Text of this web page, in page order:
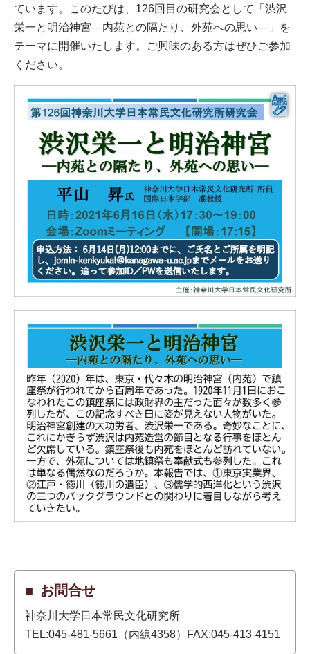
ています。このたびは、126回目の研究会として「渋沢
栄一と明治神宮—内苑との隔たり、外苑への思い—」を
テーマに開催いたします。ご興味のある方はぜひご参加
ください。
お問合せ
神奈川大学日本常民文化研究所
TEL:045-481-5661（内線4358）FAX:045-413-4151